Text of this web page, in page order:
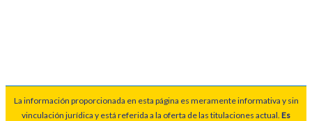
La información proporcionada en esta página es meramente informativa y sin
vinculación jurídica y está referida a la oferta de las titulaciones actual. Es